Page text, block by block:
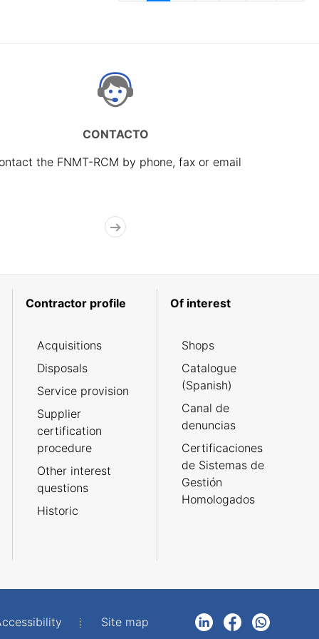
CONTACTO
the FNMT-RCM by phone, fax or email
Contractor profile
Acquisitions
Disposals
Service provision
Supplier
certification
procedure
Other interest
questions
Historic
Of interest
Shops
Catalogue
(Spanish)
Canal de
denuncias
Certificaciones
de Sistemas de
Gestión
Homologados
Site map
LinkedInFacebookWhatsApp